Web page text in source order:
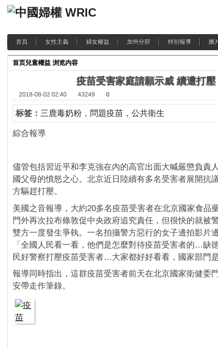
首頁 女性主義 婦女權益 加州分部 特別報導 圖
首页兒童權益 浏览内容
疫苗受害家庭請願示威 續遭打壓
2018-08-02 02:40 43249 0
标签： 三鹿毒奶粉 ， 問題疫苗，公共衛生
綜合報導
儘管包括習近平和李克強在內的高官出面大喊嚴懲負責
國父母的憤怒之心。北京近日陸續有多名受害者展開抗
方驅趕打壓。
美國之音報導，大約20多名疫苗受害者在北京國家食品
門外再次拉布條敦促中央政府追究責任，但很快的就被
雙方一度發生爭執。一名拍攝警方惡行的女子邊拍影片
「全國人民看一看，他們是怎麼對待疫苗受害者的…缺
民好警察打壓疫苗受害者…大家都好好看看，國家部門
報導同時指出，這群疫苗受害者前天在北京國家衛健委
安帶走作筆錄。